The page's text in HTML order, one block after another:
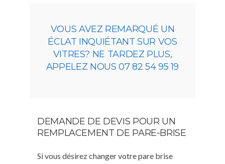
VOUS AVEZ REMARQUÉ UN
ÉCLAT INQUIÉTANT SUR VOS
VITRES? NE TARDEZ PLUS,
APPELEZ NOUS 07 82 54 95 19
DEMANDE DE DEVIS POUR UN
REMPLACEMENT DE PARE-BRISE
Si vous désirez changer votre pare brise